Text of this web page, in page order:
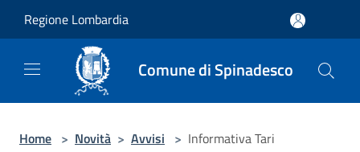
Regione Lombardia
Comune di Spinadesco
Home > Novità > Avvisi > Informativa Tari